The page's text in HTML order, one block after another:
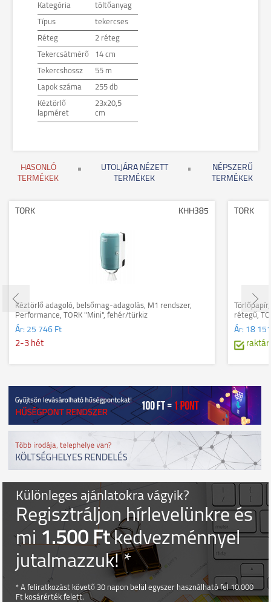
Kategória töltőanyag
Típus tekercses
Réteg 2 réteg
Tekercsátmérő 14 cm
Tekercshossz 55 m
Lapok száma 255 db
Kéztörlő
lapméret
23x20,5
cm
HASONLÓ
TERMÉKEK
UTOLJÁRA NÉZETT
TERMÉKEK
NÉPSZERŰ
TERMÉKEK
TORK KHH385
Kéztörlő adagoló, belsőmag-adagolás, M1 rendszer,
Performance, TORK "Mini", fehér/türkiz
Ár: 25 746 Ft
2-3 hét
TORK
rétegű,
Ár: 18
Különleges ajánlatokra vágyik?
Regisztráljon hírlevelünkre és
mi1.500 Ftkedvezménnyel
jutalmazzuk! *
* A feliratkozást követő 30 napon belül egyszer használható fel 10.000
Ft kosárérték felett.